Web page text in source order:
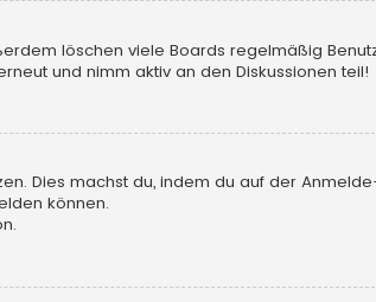
löschen viele Boards regelmäßig
und nimm aktiv an den Diskussionen teil!
Dies machst du, indem du auf der
können.